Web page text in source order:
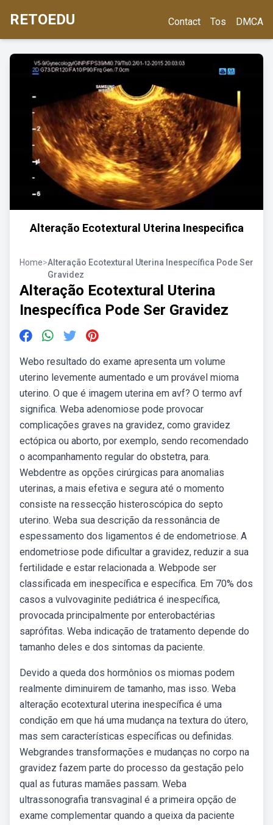
RETOEDU Contact Tos DMCA
Alteração Ecotextural Uterina Inespecifica
Home>Alteração Ecotextural Uterina Inespecífica Pode Ser
Gravidez
Alteração Ecotextural Uterina
Inespecífica Pode Ser Gravidez
Webo resultado do exame apresenta um volume
uterino levemente aumentado e um provável mioma
uterino. O que é imagem uterina em avf? O termo avf
significa. Weba adenomiose pode provocar
complicações graves na gravidez, como gravidez
ectópica ou aborto, por exemplo, sendo recomendado
o acompanhamento regular do obstetra, para.
Webdentre as opções cirúrgicas para anomalias
uterinas, a mais efetiva e segura até o momento
consiste na ressecção histeroscópica do septo
uterino. Weba sua descrição da ressonância de
espessamento dos ligamentos é de endometriose. A
endometriose pode dificultar a gravidez, reduzir a sua
fertilidade e estar relacionada a. Webpode ser
classificada em inespecífica e específica. Em 70% dos
casos a vulvovaginite pediátrica é inespecífica,
provocada principalmente por enterobactérias
saprófitas. Weba indicação de tratamento depende do
tamanho deles e dos sintomas da paciente.
Devido a queda dos hormônios os miomas podem
realmente diminuirem de tamanho, mas isso. Weba
alteração ecotextural uterina inespecífica é uma
condição em que há uma mudança na textura do útero,
mas sem características específicas ou definidas.
Webgrandes transformações e mudanças no corpo na
gravidez fazem parte do processo da gestação pelo
qual as futuras mamães passam. Weba
ultrassonografia transvaginal é a primeira opção de
exame complementar quando a queixa da paciente